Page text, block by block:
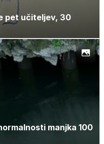
pet učiteljev, 30
manjka 100